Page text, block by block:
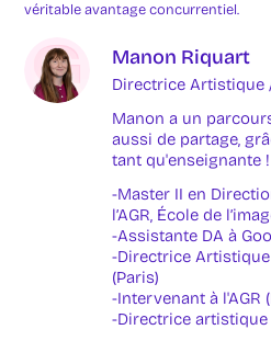
véritable avantage concurrentiel.
Manon Riquart
Directrice
Manon a un
aussi de partage,
tant qu'enseignante !
-Master II en
l’AGR, École de
-Assistante DA à
-Directrice
(Paris)
-Intervenant à l'AGR
-Directrice